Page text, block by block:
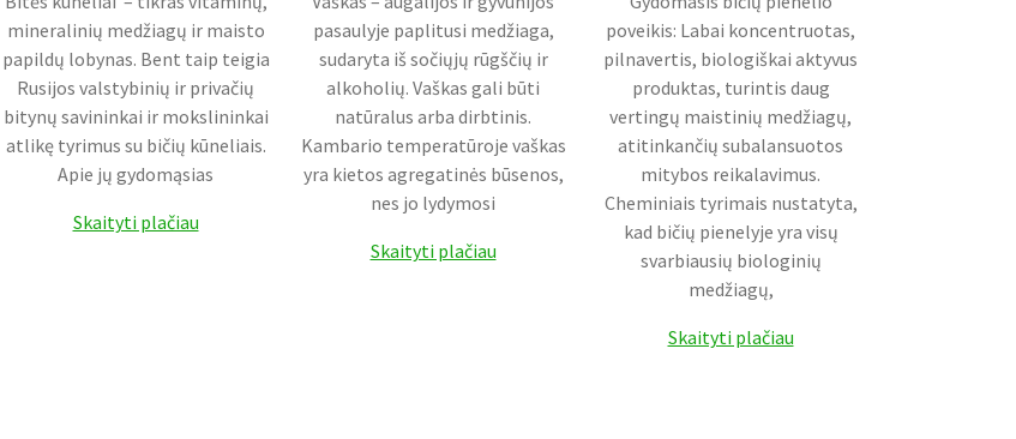
mineralinių medžiagų ir maisto
papildų lobynas. Bent taip teigia
Rusijos valstybinių ir privačių
bitynų savininkai ir mokslininkai
atlikę tyrimus su bičių kūneliais.
Apie jų gydomąsias
Skaityti plačiau
pasaulyje paplitusi medžiaga,
sudaryta iš sočiųjų rūgščių ir
alkoholių. Vaškas gali būti
natūralus arba dirbtinis.
Kambario temperatūroje vaškas
yra kietos agregatinės būsenos,
nes jo lydymosi
Skaityti plačiau
poveikis: Labai koncentruotas,
pilnavertis, biologiškai aktyvus
produktas, turintis daug
vertingų maistinių medžiagų,
atitinkančių subalansuotos
mitybos reikalavimus.
Cheminiais tyrimais nustatyta,
kad bičių pienelyje yra visų
svarbiausių biologinių
medžiagų,
Skaityti plačiau